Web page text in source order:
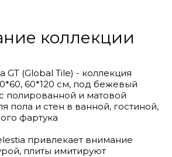
коллекции
GT (Global Tile) - коллекция
60*120 см, под бежевый
полированной и матовой
пола и стен в ванной, гостиной,
фартука
привлекает внимание
плиты имитируют